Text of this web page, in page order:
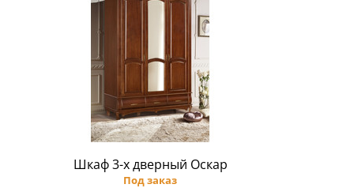
Шкаф 3-х дверный Оскар
Под заказ